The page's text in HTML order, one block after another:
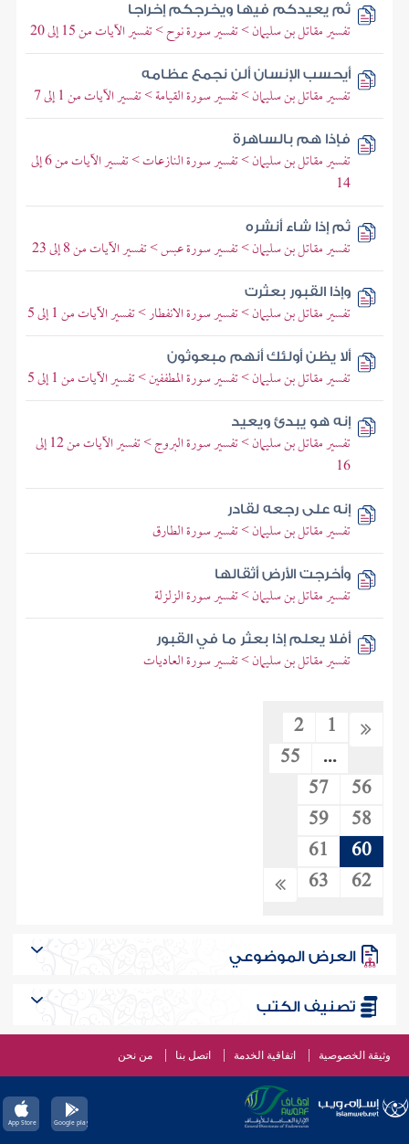
ثم يعيدكم فيها ويخرجكم إخراجا
تفسير مقاتل بن سليمان > تفسير سورة نوح > تفسير الآيات من 15 إلى 20
أيحسب الإنسان ألن نجمع عظامه
تفسير مقاتل بن سليمان > تفسير سورة القيامة > تفسير الآيات من 1 إلى 7
فإذا هم بالساهرة
تفسير مقاتل بن سليمان > تفسير سورة النازعات > تفسير الآيات من 6 إلى
14
ثم إذا شاء أنشره
تفسير مقاتل بن سليمان > تفسير سورة عبس > تفسير الآيات من 8 إلى 23
وإذا القبور بعثرت
تفسير مقاتل بن سليمان > تفسير سورة الانفطار > تفسير الآيات من 1 إلى 5
ألا يظن أولئك أنهم مبعوثون
تفسير مقاتل بن سليمان > تفسير سورة المطففين > تفسير الآيات من 1 إلى 5
إنه هو يبدئ ويعيد
تفسير مقاتل بن سليمان > تفسير سورة البروج > تفسير الآيات من 12 إلى
16
إنه على رجعه لقادر
تفسير مقاتل بن سليمان > تفسير سورة الطارق
وأخرجت الأرض أثقالها
تفسير مقاتل بن سليمان > تفسير سورة الزلزلة
أفلا يعلم إذا بعثر ما في القبور
تفسير مقاتل بن سليمان > تفسير سورة العاديات
1
2
...
55
56
57
58
59
60
61
62
63
العرض الموضوعي
تصنيف الكتب
وثيقة الخصوصية اتفاقية الخدمة اتصل بنا من نحن